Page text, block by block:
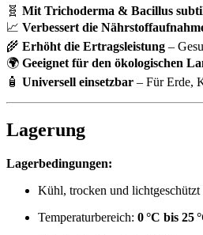
🧬 Mit Trichoderma & Bacillus
📈 Verbessert die
🌾 Erhöht die Ertragsleistung –
🌍 Geeignet für den ökologischen
🧴 Universell einsetzbar – Für Erde,
Lagerung
Lagerbedingungen:
Kühl, trocken und lichtgeschützt
Temperaturbereich: 0 °C bis 25